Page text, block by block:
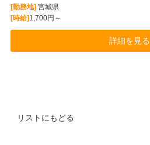
[勤務地] 宮城県
[時給] 1,700円～
詳細を見る
リストにもどる